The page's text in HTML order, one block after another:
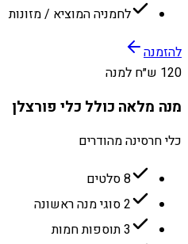
לחמניה המוציא / מזונות
להזמנה
120 ש״ח למנה
מנה מלאה כולל כלי פורצלן
כלי חרסינה מהודרים
8 סלטים
2 סוגי מנה ראשונה
3 תוספות חמות